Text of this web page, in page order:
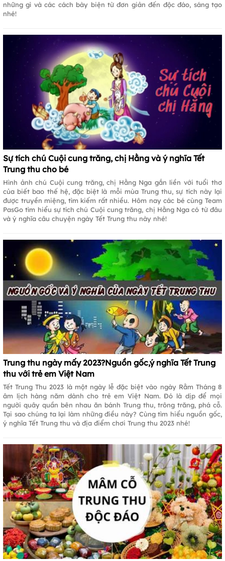
những gì và các cách bày biện từ đơn giản đến độc đáo, sáng tạo
nhé!
Sự tích chú Cuội cung trăng, chị Hằng và ý nghĩa Tết
Trung thu cho bé
Hình ảnh chú Cuội cung trăng, chị Hằng Nga gắn liền với tuổi thơ
của biết bao thế hệ, đặc biệt là mỗi mùa Trung thu, sự tích này lại
được truyền miệng, tìm kiếm rất nhiều. Hôm nay các bé cùng Team
PasGo tìm hiểu sự tích chú Cuội cung trăng, chị Hằng Nga có từ đâu
và ý nghĩa câu chuyện ngày Tết Trung thu này nhé!
Trung thu ngày mấy 2023?Nguồn gốc,ý nghĩa Tết Trung
thu với trẻ em Việt Nam
Tết Trung Thu 2023 là một ngày lễ đặc biệt vào ngày Rằm Tháng 8
âm lịch hàng năm dành cho trẻ em Việt Nam. Đó là dịp để mọi
người quây quần bên nhau ăn bánh Trung thu, trông trăng, phá cỗ.
Tại sao chúng ta lại làm những điều này? Cùng tìm hiểu nguồn gốc,
ý nghĩa Tết Trung thu và địa điểm chơi Trung thu 2023 nhé!